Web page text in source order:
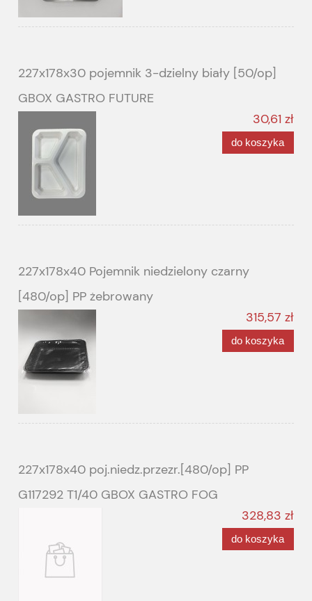
227x178x30 pojemnik 3-dzielny biały [50/op]
GBOX GASTRO FUTURE
30,61 zł
do koszyka
227x178x40 Pojemnik niedzielony czarny
[480/op] PP żebrowany
315,57 zł
do koszyka
227x178x40 poj.niedz.przezr.[480/op] PP
G117292 T1/40 GBOX GASTRO FOG
328,83 zł
do koszyka